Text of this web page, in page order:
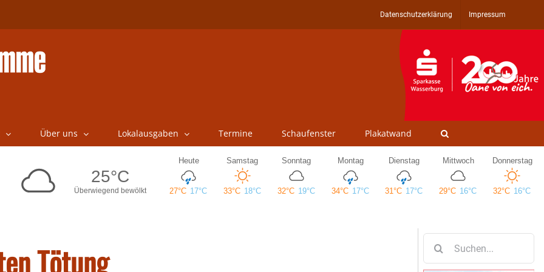
Datenschutzerklärung Impressum
Über uns Lokalausgaben Termine Schaufenster Plakatwand
Tötung
nach: